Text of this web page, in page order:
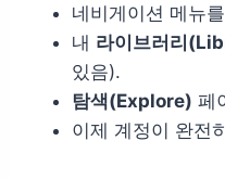
네비게이션 메뉴
내 라이브러리
있음).
탐색(Explore) 페
이제 계정이 완전